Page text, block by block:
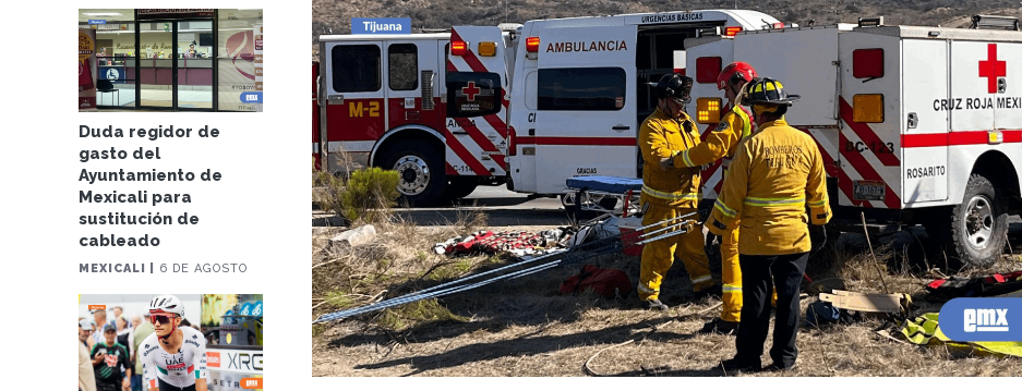
Duda regidor de
gasto del
Ayuntamiento de
Mexicali para
sustitución de
cableado
MEXICALI | 6 DE AGOSTO